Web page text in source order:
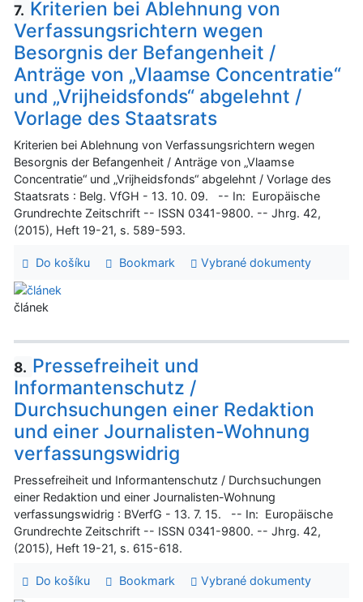
7. Kriterien bei Ablehnung von
Verfassungsrichtern wegen
Besorgnis der Befangenheit /
Anträge von „Vlaamse Concentratie“
und „Vrijheidsfonds“ abgelehnt /
Vorlage des Staatsrats
Kriterien bei Ablehnung von Verfassungsrichtern wegen
Besorgnis der Befangenheit / Anträge von „Vlaamse
Concentratie“ und „Vrijheidsfonds“ abgelehnt / Vorlage des
Staatsrats : Belg. VfGH - 13. 10. 09. -- In: Europäische
Grundrechte Zeitschrift -- ISSN 0341-9800. -- Jhrg. 42,
(2015), Heft 19-21, s. 589-593.
Do košíku Bookmark Vybrané dokumenty
článek
8. Pressefreiheit und
Informantenschutz /
Durchsuchungen einer Redaktion
und einer Journalisten-Wohnung
verfassungswidrig
Pressefreiheit und Informantenschutz / Durchsuchungen
einer Redaktion und einer Journalisten-Wohnung
verfassungswidrig : BVerfG - 13. 7. 15. -- In: Europäische
Grundrechte Zeitschrift -- ISSN 0341-9800. -- Jhrg. 42,
(2015), Heft 19-21, s. 615-618.
Do košíku Bookmark Vybrané dokumenty